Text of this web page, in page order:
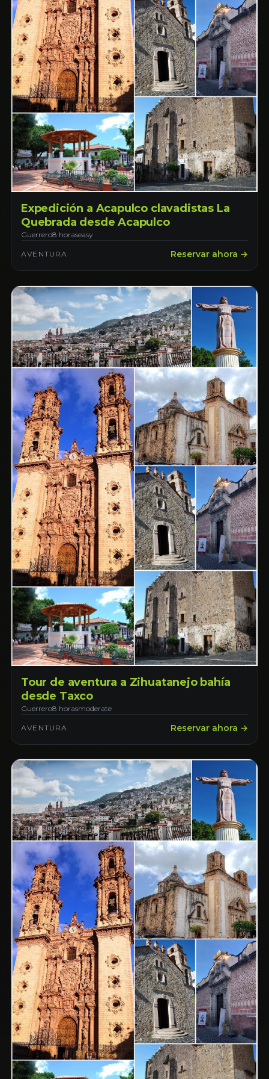
Expedición a Acapulco clavadistas La
Quebrada desde Acapulco
Guerrero8 horaseasy
AVENTURA Reservar ahora →
Tour de aventura a Zihuatanejo bahía
desde Taxco
Guerrero8 horasmoderate
AVENTURA Reservar ahora →